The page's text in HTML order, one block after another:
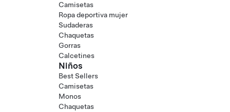
Camisetas
Ropa deportiva mujer
Sudaderas
Chaquetas
Gorras
Calcetines
Niños
Best Sellers
Camisetas
Monos
Chaquetas